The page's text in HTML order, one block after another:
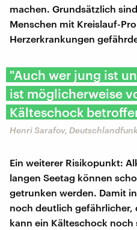
machen. Grundsätzlich
Menschen mit Kreislauf-
Herzerkrankungen
"Auch wer jung ist
ist möglicherweise
Kälteschock
Henri Sarafov,
Ein weiterer Risikopunkt:
langen Seetag können
getrunken werden. Damit
noch deutlich gefährlicher,
kann ein Kälteschock noch